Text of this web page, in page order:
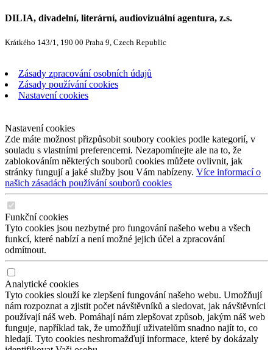
DILIA, divadelní, literární, audiovizuální agentura, z.s.
Krátkého 143/1, 190 00 Praha 9, Czech Republic
Zásady zpracování osobních údajů
Zásady používání cookies
Nastavení cookies
Nastavení cookies
Zde máte možnost přizpůsobit soubory cookies podle kategorií, v
souladu s vlastními preferencemi. Nezapomínejte ale na to, že
zablokováním některých souborů cookies můžete ovlivnit, jak
stránky fungují a jaké služby jsou Vám nabízeny. Více informací o
našich zásadách používání souborů cookies
Funkční cookies
Tyto cookies jsou nezbytné pro fungování našeho webu a všech
funkcí, které nabízí a není možné jejich účel a zpracování
odmítnout.
Analytické cookies
Tyto cookies slouží ke zlepšení fungování našeho webu. Umožňují
nám rozpoznat a zjistit počet návštěvníků a sledovat, jak návštěvníci
používají náš web. Pomáhají nám zlepšovat způsob, jakým náš web
funguje, například tak, že umožňují uživatelům snadno najít to, co
hledají. Tyto cookies neshromažďují informace, které by dokázaly